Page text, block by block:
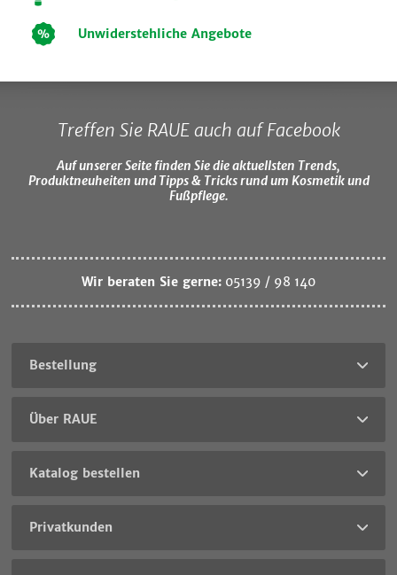
Unwiderstehliche Angebote
Treffen Sie RAUE auch auf Facebook
Auf unserer Seite finden Sie die aktuellsten Trends,
Produktneuheiten und Tipps & Tricks rund um Kosmetik und
Fußpflege.
Wir beraten Sie gerne: 05139 / 98 140
Bestellung
Über RAUE
Katalog bestellen
Privatkunden